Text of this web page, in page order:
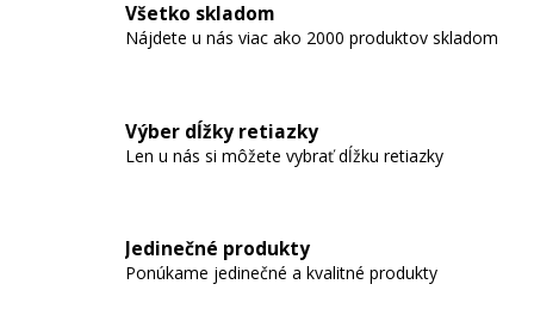
á
d
i
e
k
y
Všetko skladom
Nájdete u nás viac ako 2000 produktov skladom
Výber dĺžky retiazky
Len u nás si môžete vybrať dĺžku retiazky
Jedinečné produkty
Ponúkame jedinečné a kvalitné produkty